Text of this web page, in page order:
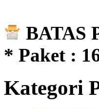
BATAS
* Paket :
Kategori